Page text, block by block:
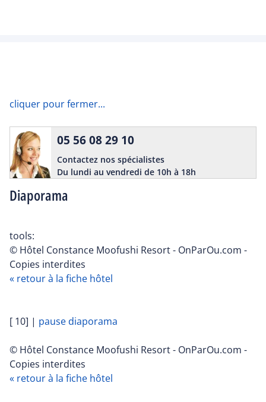
cliquer pour fermer...
Diaporama
05 56 08 29 10
Contactez nos spécialistes
Du lundi au vendredi de 10h à 18h
tools:
© Hôtel Constance Moofushi Resort - OnParOu.com -
Copies interdites
« retour à la fiche hôtel
[ 10] | pause diaporama
© Hôtel Constance Moofushi Resort - OnParOu.com -
Copies interdites
« retour à la fiche hôtel